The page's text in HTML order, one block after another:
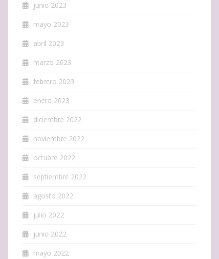
junio 2023
mayo 2023
abril 2023
marzo 2023
febrero 2023
enero 2023
diciembre 2022
noviembre 2022
octubre 2022
septiembre 2022
agosto 2022
julio 2022
junio 2022
mayo 2022